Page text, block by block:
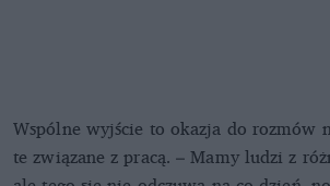
Wspólne wyjście to okazja do rozmów
te związane z pracą. – Mamy ludzi z